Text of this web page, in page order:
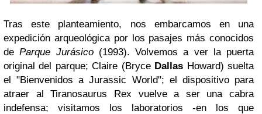
Tras este planteamiento, nos embarcamos en una
expedición arqueológica por los pasajes más conocidos
deParque Jurásico(1993). Volvemos a ver la puerta
original del parque; Claire (Bryce Dallas Howard) suelta
el "Bienvenidos a Jurassic World"; el dispositivo para
atraer al Tiranosaurus Rex vuelve a ser una cabra
indefensa; visitamos los laboratorios -en los que